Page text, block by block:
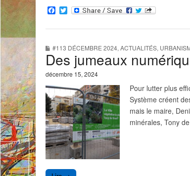
F
a
c
o
o
k
T
w
i
e
r
#113 DÉCEMBRE 2024, ACTUALITÉS,
Des jumeaux
décembre 15, 2024
Pour lutter plus
Système créent
mais le maire,
minérales, Tony